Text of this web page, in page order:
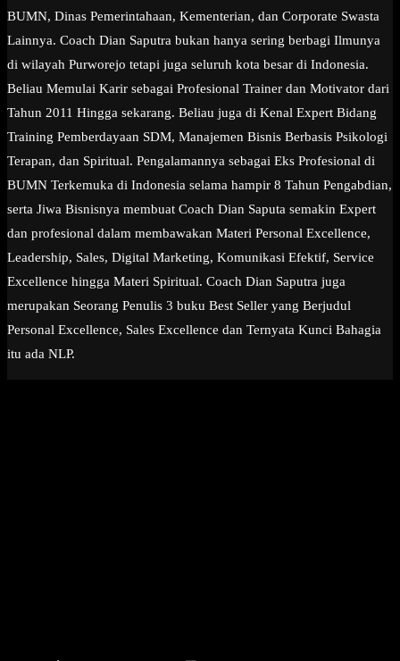
BUMN, Dinas Pemerintahaan, Kementerian, dan Corporate Swasta
Lainnya. Coach Dian Saputra bukan hanya sering berbagi Ilmunya
di wilayah Purworejo tetapi juga seluruh kota besar di Indonesia.
Beliau Memulai Karir sebagai Profesional Trainer dan Motivator dari
Tahun 2011 Hingga sekarang. Beliau juga di Kenal Expert Bidang
Training Pemberdayaan SDM, Manajemen Bisnis Berbasis Psikologi
Terapan, dan Spiritual. Pengalamannya sebagai Eks Profesional di
BUMN Terkemuka di Indonesia selama hampir 8 Tahun Pengabdian,
serta Jiwa Bisnisnya membuat Coach Dian Saputa semakin Expert
dan profesional dalam membawakan Materi Personal Excellence,
Leadership, Sales, Digital Marketing, Komunikasi Efektif, Service
Excellence hingga Materi Spiritual. Coach Dian Saputra juga
merupakan Seorang Penulis 3 buku Best Seller yang Berjudul
Personal Excellence, Sales Excellence dan Ternyata Kunci Bahagia
itu ada NLP.